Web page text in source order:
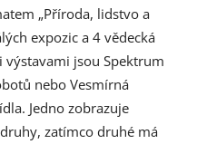
„Příroda, lidstvo a
expozic a 4 vědecká
jsou Spektrum
nebo Vesmírná
Jedno zobrazuje
zatímco druhé má